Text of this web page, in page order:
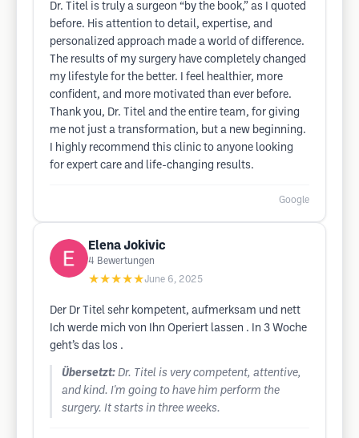
Dr. Titel is truly a surgeon “by the book,” as I quoted
before. His attention to detail, expertise, and
personalized approach made a world of difference.
The results of my surgery have completely changed
my lifestyle for the better. I feel healthier, more
confident, and more motivated than ever before.
Thank you, Dr. Titel and the entire team, for giving
me not just a transformation, but a new beginning.
I highly recommend this clinic to anyone looking
for expert care and life-changing results.
Google
Elena Jokivic
4 Bewertungen
★★★★★June 6, 2025
Der Dr Titel sehr kompetent, aufmerksam und nett
Ich werde mich von Ihn Operiert lassen . In 3 Woche
geht’s das los .
Übersetzt: Dr. Titel is very competent, attentive,
and kind. I'm going to have him perform the
surgery. It starts in three weeks.